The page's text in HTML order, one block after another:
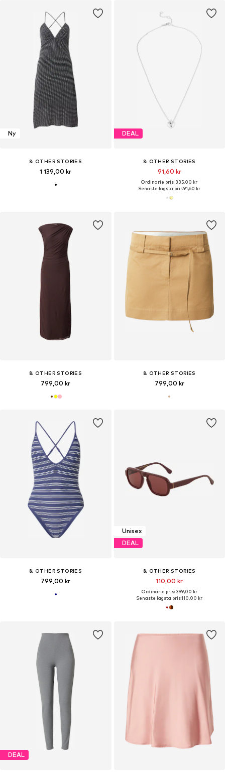
Ny
& OTHER STORIES
1 139,00 kr
DEAL
& OTHER STORIES
91,60 kr
Ordinarie pris: 335,00 kr
Senaste lägsta pris:91,60 kr
& OTHER STORIES
799,00 kr
& OTHER STORIES
799,00 kr
& OTHER STORIES
799,00 kr
Unisex
DEAL
& OTHER STORIES
110,00 kr
Ordinarie pris: 399,00 kr
Senaste lägsta pris:110,00 kr
DEAL